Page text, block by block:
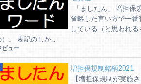
「ましたん」 増担保
省略した言い方で一番
している（と思われる
）。 表記のしか...
ビュー
増担保規制銘柄2021
【増担保規制が実施